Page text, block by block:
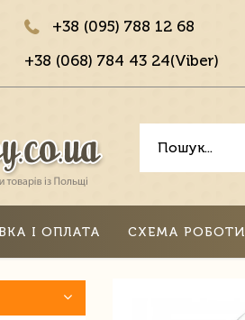
+38 (095) 788 12 68
+38 (068) 784 43 24(Viber)
І ОПЛАТА СХЕМА РОБОТИ